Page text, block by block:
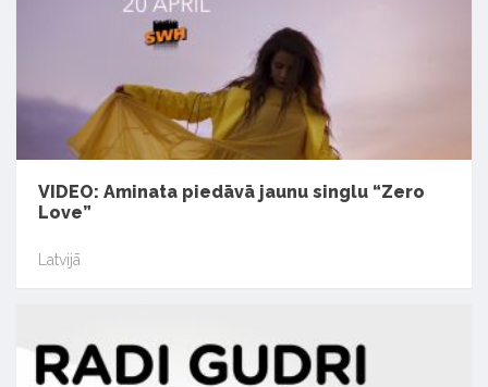
VIDEO: Aminata piedāvā jaunu singlu “Zero
Love”
Latvijā